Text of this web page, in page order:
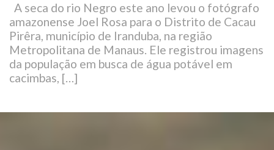
A seca do rio Negro este ano levou o fotógrafo
amazonense Joel Rosa para o Distrito de Cacau
Pirêra, município de Iranduba, na região
Metropolitana de Manaus. Ele registrou imagens
da população em busca de água potável em
cacimbas, […]